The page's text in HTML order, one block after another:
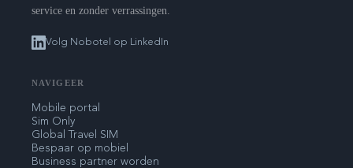
service en zonder verrassingen.
Volg Nobotel op LinkedIn
NAVIGEER
Mobile portal
Sim Only
Global Travel SIM
Bespaar op mobiel
Business partner worden